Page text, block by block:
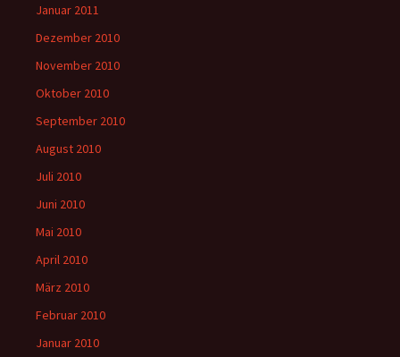
Januar 2011
Dezember 2010
November 2010
Oktober 2010
September 2010
August 2010
Juli 2010
Juni 2010
Mai 2010
April 2010
März 2010
Februar 2010
Januar 2010